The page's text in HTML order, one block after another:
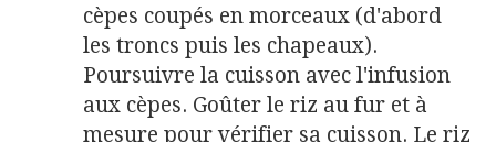
cèpes coupés en morceaux (d'abord
les troncs puis les chapeaux).
Poursuivre la cuisson avec l'infusion
aux cèpes. Goûter le riz au fur et à
mesure pour vérifier sa cuisson. Le riz